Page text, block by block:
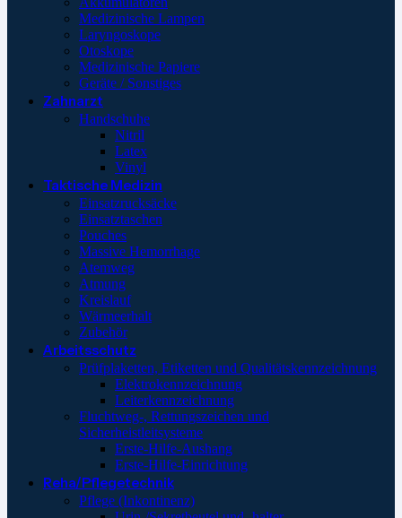
Medizinische Lampen
Laryngoskope
Otoskope
Medizinische Papiere
Geräte / Sonstiges
Zahnarzt
Handschuhe
Nitril
Latex
Vinyl
Taktische Medizin
Einsatzrucksäcke
Einsatztaschen
Pouches
Massive Hemorrhage
Atemweg
Atmung
Kreislauf
Wärmeerhalt
Zubehör
Arbeitsschutz
Prüfplaketten, Etiketten und Qualitätskennzeichnung
Elektrokennzeichnung
Leiterkennzeichnung
Fluchtweg-, Rettungszeichen und
Sicherheistleitsysteme
Erste-Hilfe-Aushang
Erste-Hilfe-Einrichtung
Reha/Pflegetechnik
Pflege (Inkontinenz)